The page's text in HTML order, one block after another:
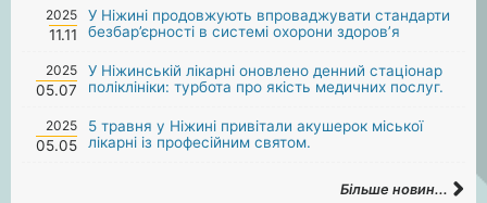
2025
11.11
У Ніжині продовжують впроваджувати стандарти
безбар’єрності в системі охорони здоров’я
2025
05.07
У Ніжинській лікарні оновлено денний стаціонар
поліклініки: турбота про якість медичних послуг.
2025
05.05
5 травня у Ніжині привітали акушерок міської
лікарні із професійним святом.
Більше новин...